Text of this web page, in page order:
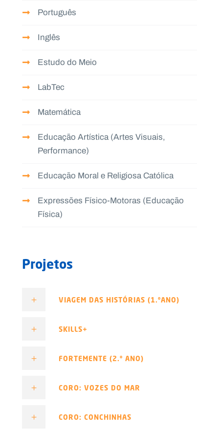
Português
Inglês
Estudo do Meio
LabTec
Matemática
Educação Artística (Artes Visuais,
Performance)
Educação Moral e Religiosa Católica
Expressões Físico-Motoras (Educação
Física)
Projetos
VIAGEM DAS HISTÓRIAS (1.ºANO)
SKILLS+
FORTEMENTE (2.º ANO)
CORO: VOZES DO MAR
CORO: CONCHINHAS